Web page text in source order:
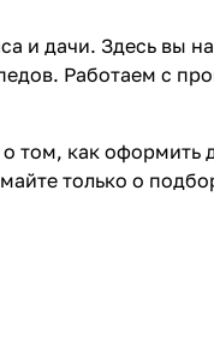
и дачи. Здесь вы
Работаем с
том, как оформить
только о